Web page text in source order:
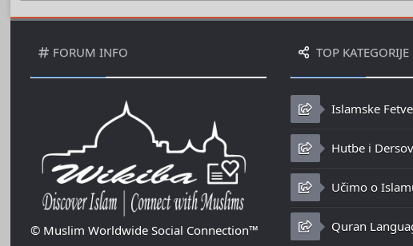
FORUM INFO
© Muslim Worldwide Social Connection™
TOP KATEGORIJE
Islamske Fetve
Hutbe i
Učimo o
Quran